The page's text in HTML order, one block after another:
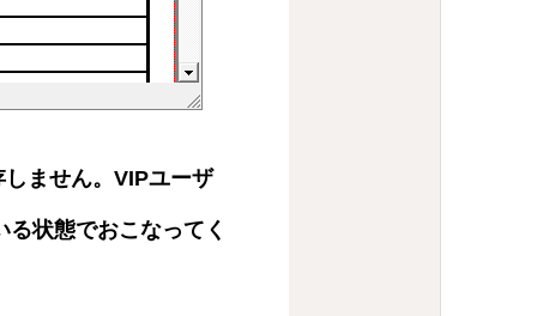
ません。VIPユーザ
状態でおこなってく